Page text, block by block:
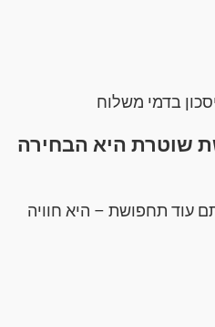
בדמי משלוח
שוטרת היא הבחירה
עוד תחפושת – היא חוויה